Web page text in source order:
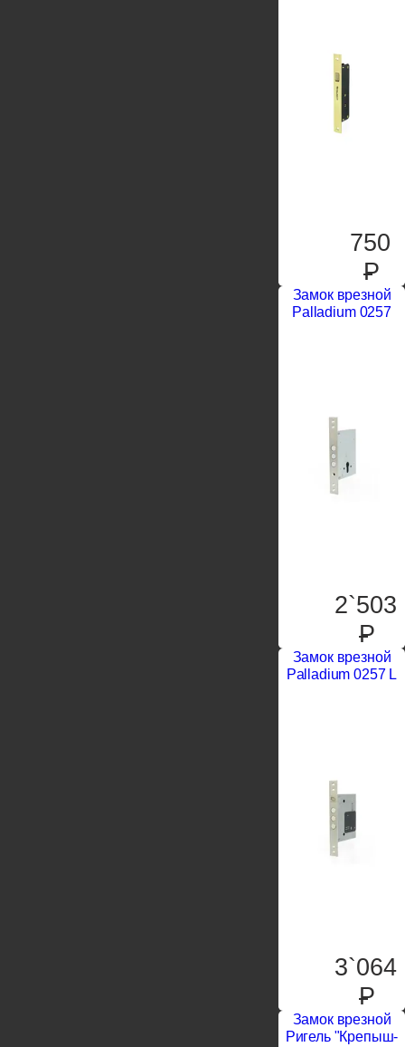
750
P
Замок врезной
Palladium 0257
2`503
P
Замок врезной
Palladium 0257 L
3`064
P
Замок врезной
Ригель "Крепыш-